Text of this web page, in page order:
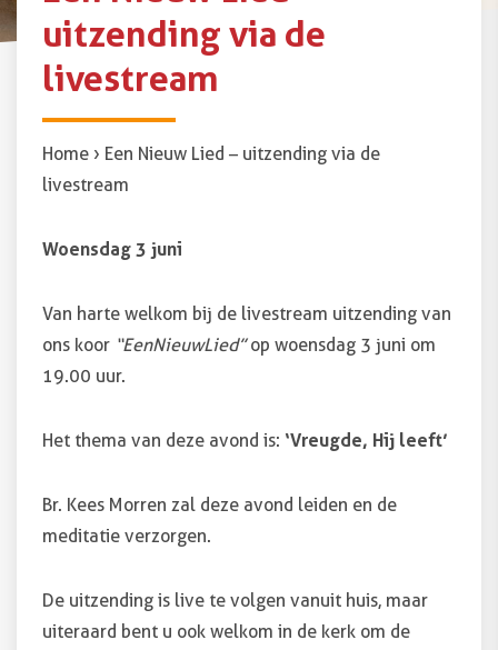
uitzending via de
livestream
Home› Een Nieuw Lied – uitzending via de
livestream
Woensdag 3 juni
Van harte welkom bij de livestream uitzending van
ons koor “EenNieuwLied”op woensdag 3 juni om
19.00 uur.
Het thema van deze avond is: ‘Vreugde, Hij leeft’
Br. Kees Morren zal deze avond leiden en de
meditatie verzorgen.
De uitzending is live te volgen vanuit huis, maar
uiteraard bent u ook welkom in de kerk om de